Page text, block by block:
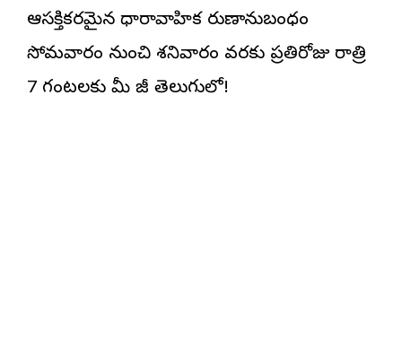
ఆసక్తికరమైన ధారావాహిక రుణానుబంధం
సోమవారం నుంచి శనివారం వరకు ప్రతిరోజు రాత్రి
7 గంటలకు మీ జీ తెలుగులో!